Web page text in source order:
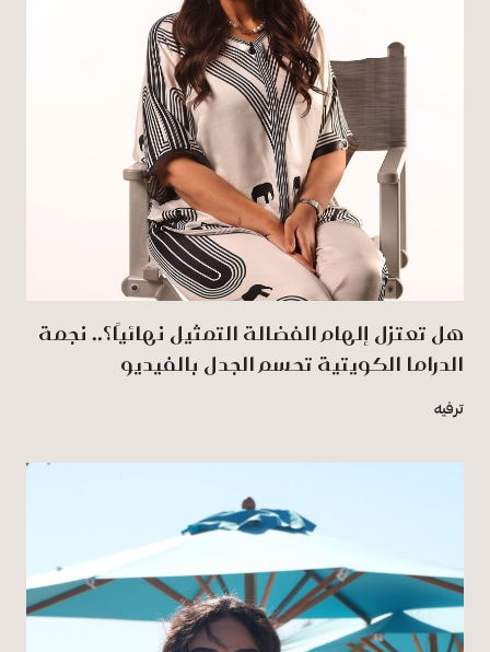
هل تعتزل إلهام الفضالة التمثيل نهائيًا؟.. نجمة
الدراما الكويتية تحسم الجدل بالفيديو
ترفيه